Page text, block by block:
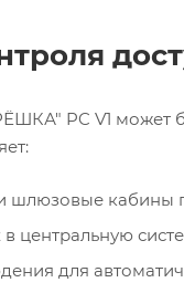
PC V1 может
шлюзовые кабины
центральную
для